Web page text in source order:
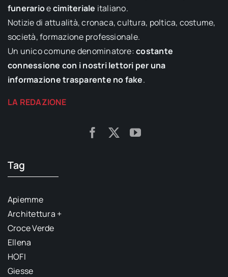
funerarioecimiteriale italiano.
Notizie di attualità, cronaca, cultura, poltica, costume,
società, formazione professionale.
Un unico comune denominatore:costante
connessione con i nostri lettori per una
informazione trasparente no fake.
LA REDAZIONE
Tag
Apiemme
Architettura +
Croce Verde
Ellena
HOFI
Giesse